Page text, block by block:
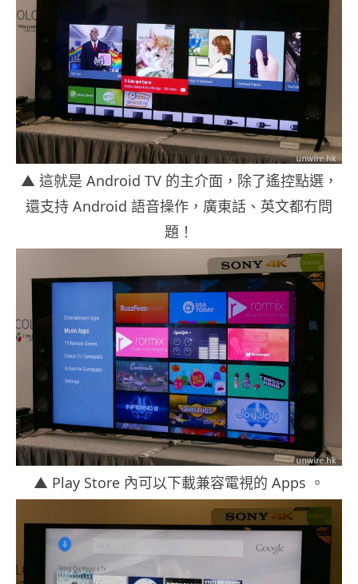
▲ 這就是 Android TV 的主介面，除了遙控點選，
還支持 Android 語音操作，廣東話、英文都冇問
題！
▲ Play Store 內可以下載兼容電視的 Apps 。